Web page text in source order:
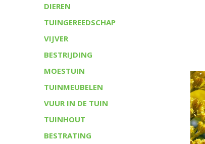
DIEREN
TUINGEREEDSCHAP
VIJVER
BESTRIJDING
MOESTUIN
TUINMEUBELEN
VUUR IN DE TUIN
TUINHOUT
BESTRATING